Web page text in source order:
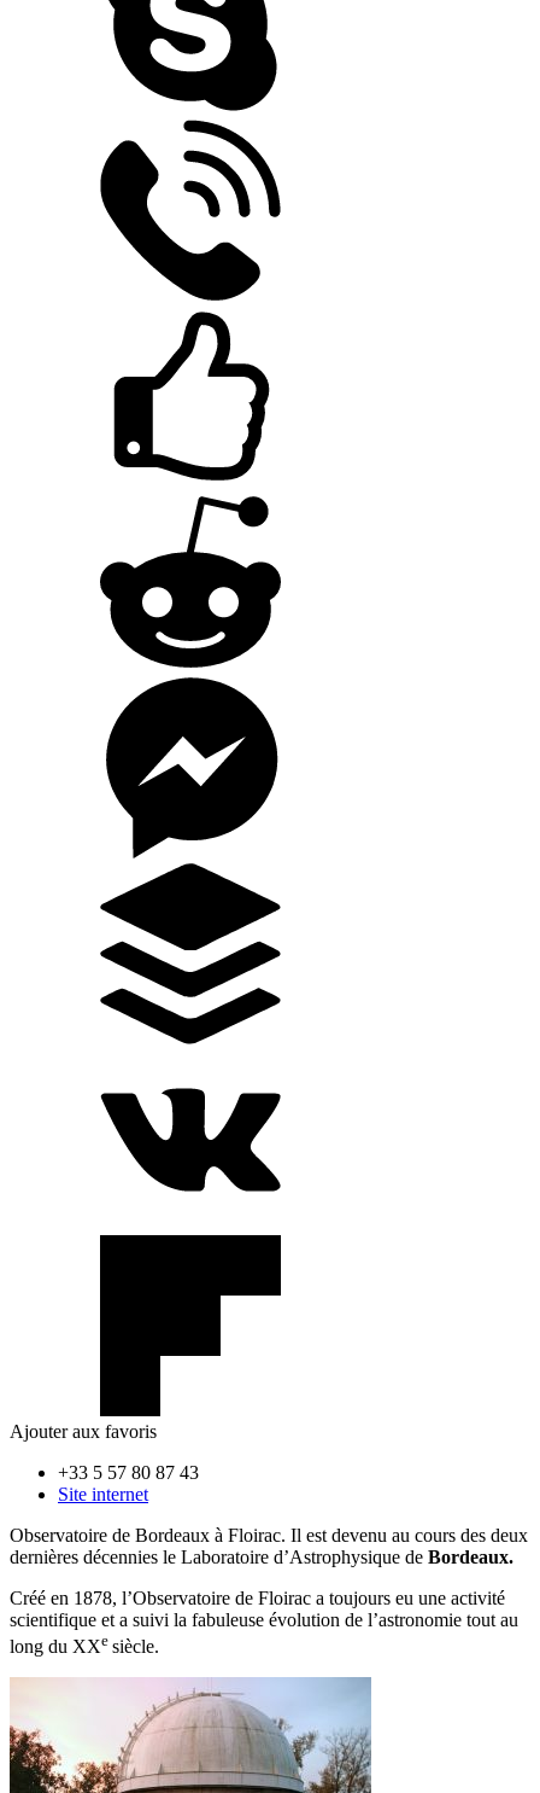
Ajouter aux favoris
+33 5 57 80 87 43
Site internet
Observatoire de Bordeaux à Floirac. Il est devenu au cours des deux
dernières décennies le Laboratoire d’Astrophysique de Bordeaux.
Créé en 1878, l’Observatoire de Floirac a toujours eu une activité
scientifique et a suivi la fabuleuse évolution de l’astronomie tout au
long du XXe siècle.